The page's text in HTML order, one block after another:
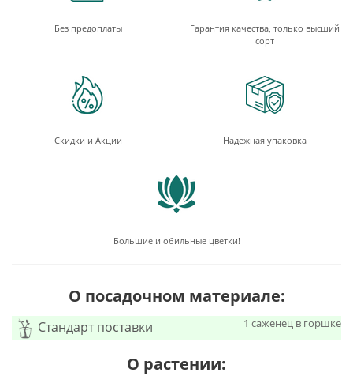
Без предоплаты
Гарантия качества, только высший
сорт
Скидки и Акции Надежная упаковка
Большие и обильные цветки!
О посадочном материале:
Стандарт поставки 1 саженец в горшке
О растении: